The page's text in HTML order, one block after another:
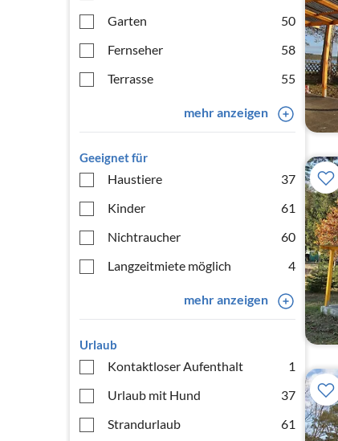
Garten
50
Fernseher
58
Terrasse
55
mehr anzeigen
Geeignet für
Haustiere
37
Kinder
61
Nichtraucher
60
Langzeitmiete möglich
4
mehr anzeigen
Urlaub
Kontaktloser Aufenthalt
1
Urlaub mit Hund
37
Strandurlaub
61